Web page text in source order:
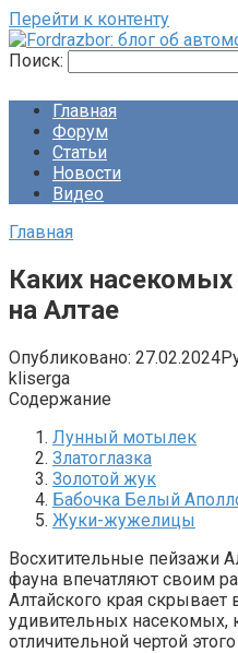
Перейти к контенту
Поиск:
Главная
Форум
Статьи
Новости
Видео
Главная
Каких
на Алтае
Опубликовано: 27.02.2024
kliserga
Содержание
Лунный мотылек
Златоглазка
Золотой жук
Бабочка Белый
Жуки-жужелицы
Восхитительные пейзажи
фауна впечатляют своим
Алтайского края скрывает
удивительных насекомых,
отличительной чертой